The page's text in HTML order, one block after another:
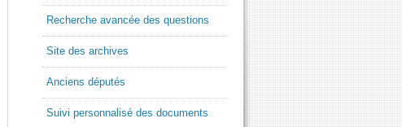
Recherche avancée des questions
Site des archives
Anciens députés
Suivi personnalisé des documents